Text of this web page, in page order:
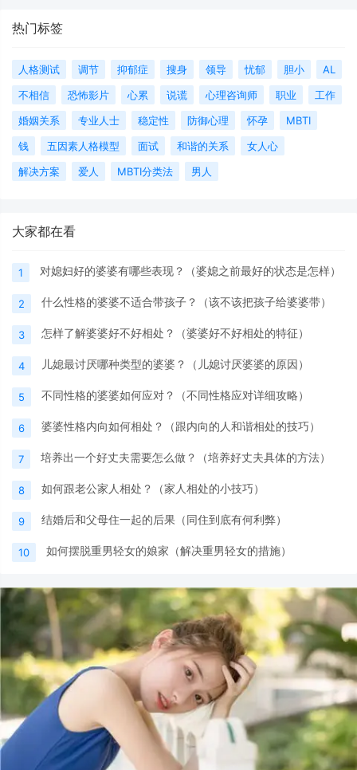
热门标签
人格测试 调节 抑郁症 搜身 领导 忧郁 胆小
AL
不相信
恐怖影片 心累 说谎 心理咨询师 职业
工作
婚姻关系
专业人士 稳定性 防御心理 怀孕
MBTI
钱
五因素人格模型 面试 和谐的关系
女人心
解决方案
爱人 MBTI分类法 男人
大家都在看
1 对媳妇好的婆婆有哪些表现？（婆媳之前最好的状态是怎样）
2 什么性格的婆婆不适合带孩子？（该不该把孩子给婆婆带）
3 怎样了解婆婆好不好相处？（婆婆好不好相处的特征）
4 儿媳最讨厌哪种类型的婆婆？（儿媳讨厌婆婆的原因）
5 不同性格的婆婆如何应对？（不同性格应对详细攻略）
6 婆婆性格内向如何相处？（跟内向的人和谐相处的技巧）
7 培养出一个好丈夫需要怎么做？（培养好丈夫具体的方法）
8 如何跟老公家人相处？（家人相处的小技巧）
9 结婚后和父母住一起的后果（同住到底有何利弊）
10 如何摆脱重男轻女的娘家（解决重男轻女的措施）